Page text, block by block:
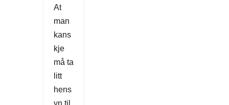
At
man
kans
kje
må ta
litt
hens
yn til